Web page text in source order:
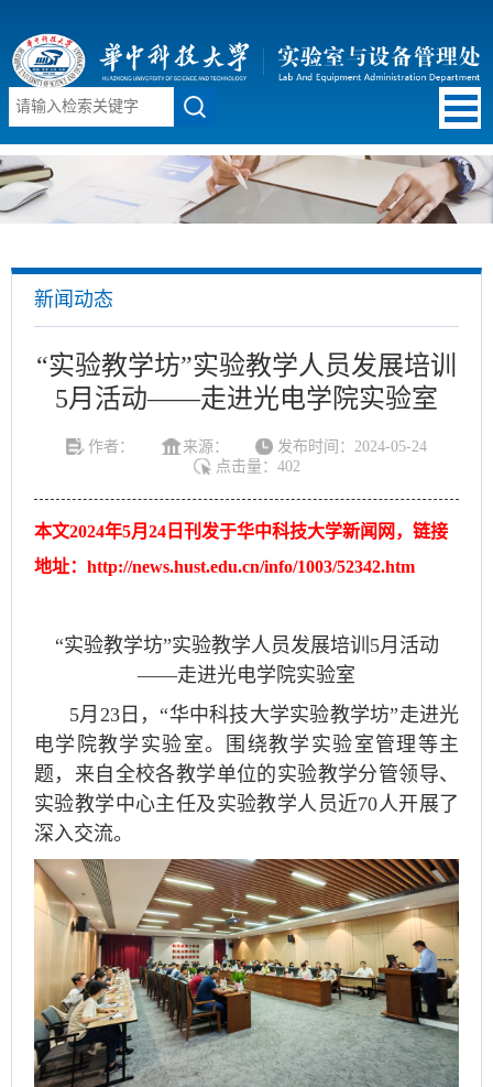
新闻动态
“实验教学坊”实验教学人员发展培训
5月活动——走进光电学院实验室
作者： 来源：
发布时间：2024-05-24
点击量： 402
本文2024年5月24日刊发于华中科技大学新闻 网， 链接
地址：http://news.hust.edu.cn/info/1003/52342.htm
“实验教学坊”实验教学人员发展培训5月活动
——走进光电学院实验室
5月23日，“华中科技大学实验教学坊”走进光
电学院教学实验室。围绕教学实验室管理等主
题，来自全校各教学单位的实验教学分管领导、
实验教学中心主任及实验教学人员近70人开展了
深入交流。